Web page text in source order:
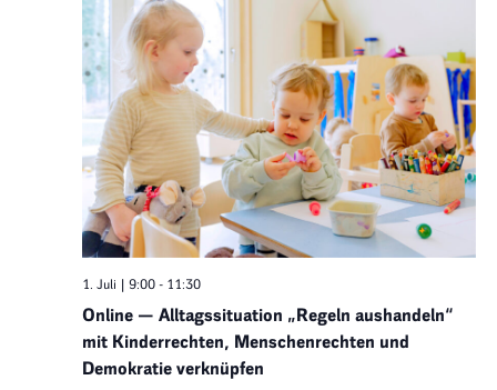
1. Juli | 9:00- 11:30
Online — Alltagssituation „Regeln aushandeln“
mit Kinderrechten, Menschenrechten und
Demokratie verknüpfen